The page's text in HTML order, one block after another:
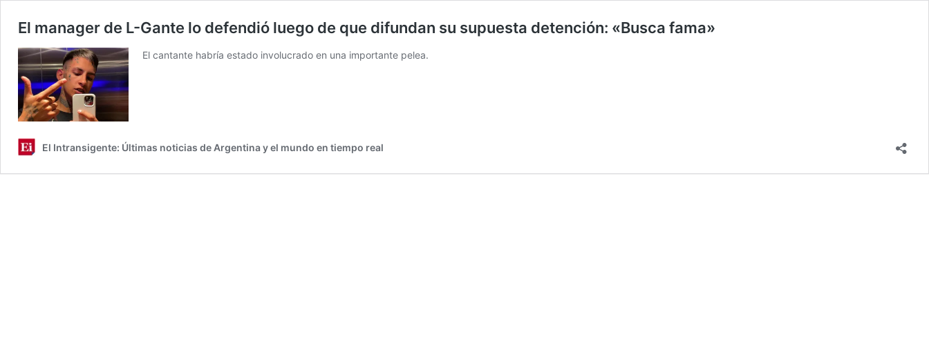
El manager de L-Gante lo defendió luego de que difundan su supuesta detención: «Busca fama»
El cantante habría estado involucrado en una importante pelea.
El Intransigente: Últimas noticias de Argentina y el mundo en tiempo real